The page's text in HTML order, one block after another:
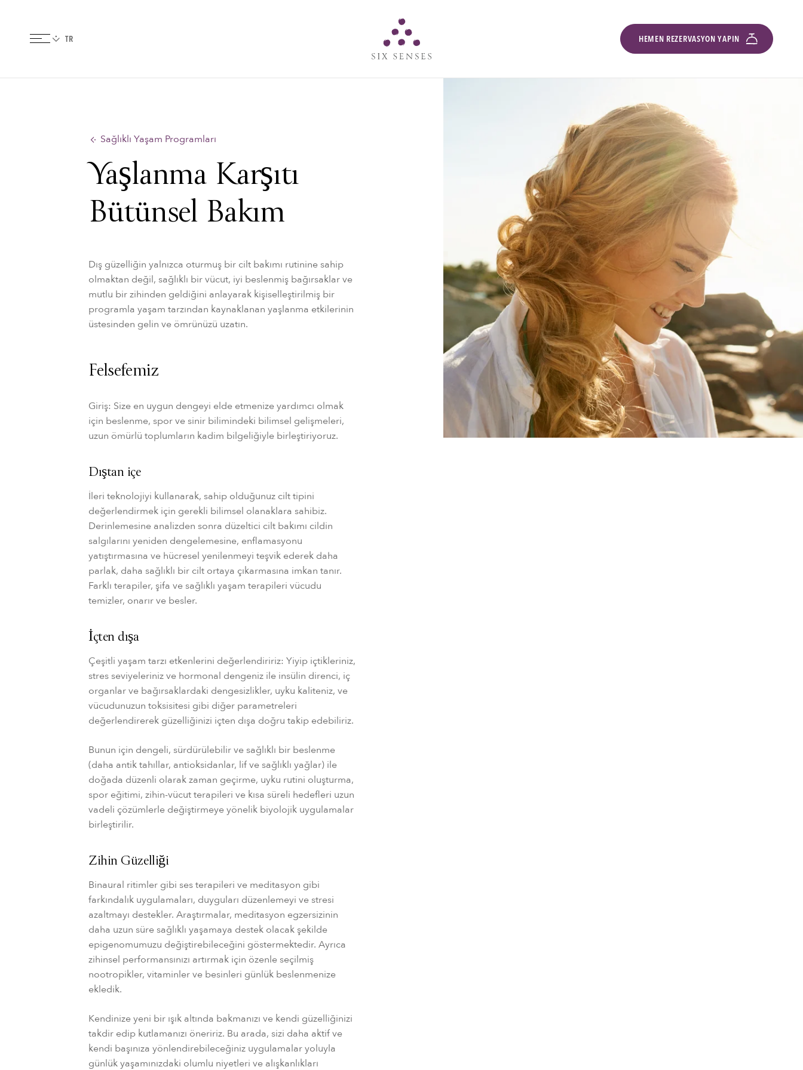
HEMEN REZERVASYON YAPIN
Sağlıklı Yaşam Programları
Yaşlanma Karşıtı
Bütünsel Bakım
Dış güzelliğin yalnızca oturmuş bir cilt bakımı rutinine sahip
olmaktan değil, sağlıklı bir vücut, iyi beslenmiş bağırsaklar ve
mutlu bir zihinden geldiğini anlayarak kişiselleştirilmiş bir
programla yaşam tarzından kaynaklanan yaşlanma etkilerinin
üstesinden gelin ve ömrünüzü uzatın.
Felsefemiz
Giriş: Size en uygun dengeyi elde etmenize yardımcı olmak
için beslenme, spor ve sinir bilimindeki bilimsel gelişmeleri,
uzun ömürlü toplumların kadim bilgeliğiyle birleştiriyoruz.
Dıştan içe
İleri teknolojiyi kullanarak, sahip olduğunuz cilt tipini
değerlendirmek için gerekli bilimsel olanaklara sahibiz.
Derinlemesine analizden sonra düzeltici cilt bakımı cildin
salgılarını yeniden dengelemesine, enflamasyonu
yatıştırmasına ve hücresel yenilenmeyi teşvik ederek daha
parlak, daha sağlıklı bir cilt ortaya çıkarmasına imkan tanır.
Farklı terapiler, şifa ve sağlıklı yaşam terapileri vücudu
temizler, onarır ve besler.
İçten dışa
Çeşitli yaşam tarzı etkenlerini değerlendiririz: Yiyip içtikleriniz,
stres seviyeleriniz ve hormonal dengeniz ile insülin direnci, iç
organlar ve bağırsaklardaki dengesizlikler, uyku kaliteniz, ve
vücudunuzun toksisitesi gibi diğer parametreleri
değerlendirerek güzelliğinizi içten dışa doğru takip edebiliriz.
Bunun için dengeli, sürdürülebilir ve sağlıklı bir beslenme
(daha antik tahıllar, antioksidanlar, lif ve sağlıklı yağlar) ile
doğada düzenli olarak zaman geçirme, uyku rutini oluşturma,
spor eğitimi, zihin-vücut terapileri ve kısa süreli hedefleri uzun
vadeli çözümlerle değiştirmeye yönelik biyolojik uygulamalar
birleştirilir.
Zihin Güzelliği
Binaural ritimler gibi ses terapileri ve meditasyon gibi
farkındalık uygulamaları, duyguları düzenlemeyi ve stresi
azaltmayı destekler. Araştırmalar, meditasyon egzersizinin
daha uzun süre sağlıklı yaşamaya destek olacak şekilde
epigenomumuzu değiştirebileceğini göstermektedir. Ayrıca
zihinsel performansınızı artırmak için özenle seçilmiş
nootropikler, vitaminler ve besinleri günlük beslenmenize
ekledik.
Kendinize yeni bir ışık altında bakmanızı ve kendi güzelliğinizi
takdir edip kutlamanızı öneririz. Bu arada, sizi daha aktif ve
kendi başınıza yönlendirebileceğiniz uygulamalar yoluyla
günlük yaşamınızdaki olumlu niyetleri ve alışkanlıkları